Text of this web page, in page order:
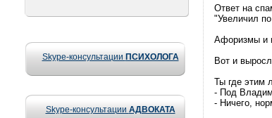
Skype-консультации ПСИХОЛОГА
Skype-консультации АДВОКАТА
Ответ на
"Увеличил
Афоризмы и
Вот и
Ты где этим
- Под
- Ничего,